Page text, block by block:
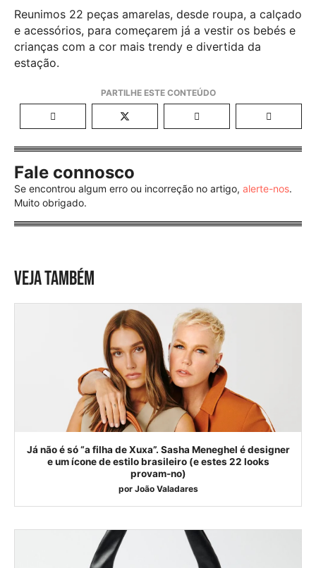
Reunimos 22 peças amarelas, desde roupa, a calçado
e acessórios, para começarem já a vestir os bebés e
crianças com a cor mais trendy e divertida da
estação.
Fale connosco
Se encontrou algum erro ou incorreção no artigo, alerte-nos.
Muito obrigado.
VEJA TAMBÉM
Já não é só “a filha de Xuxa”. Sasha Meneghel é designer
e um ícone de estilo brasileiro (e estes 22 looks
provam-no)
por João Valadares